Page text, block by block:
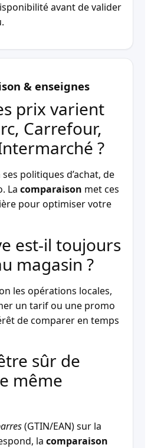
avant de valider
& enseignes
prix varient
Carrefour,
?
politiques d’achat, de
La comparaison met ces
pour optimiser votre
est-il toujours
magasin ?
les opérations locales,
un tarif ou une promo
de comparer en temps
sûr de
même
(GTIN/EAN) sur la
la comparaison